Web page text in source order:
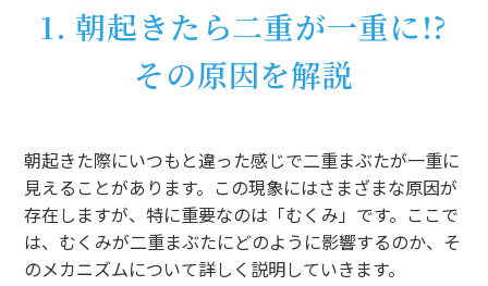
1. 朝起きたら二重が一重に!?
その原因を解説
朝起きた際にいつもと違った感じで二重まぶたが一重に
見えることがあります。この現象にはさまざまな原因が
存在しますが、特に重要なのは「むくみ」です。ここで
は、むくみが二重まぶたにどのように影響するのか、そ
のメカニズムについて詳しく説明していきます。